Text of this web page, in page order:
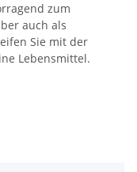
zum
auch als
Sie mit der
Lebensmittel.